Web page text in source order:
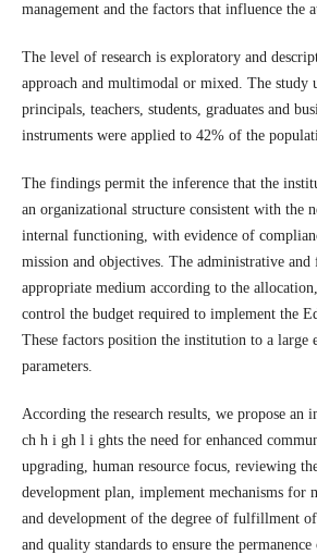
management and the factors that influence the
The level of research is exploratory and
approach and multimodal or mixed. The study
principals, teachers, students, graduates and
instruments were applied to 42% of the
The findings permit the inference that the
an organizational structure consistent with the
internal functioning, with evidence of
mission and objectives. The administrative and
appropriate medium according to the
control the budget required to implement the
These factors position the institution to a large
parameters.
According the research results, we propose an
ch h i gh l i ghts the need for enhanced
upgrading, human resource focus, reviewing
development plan, implement mechanisms for
and development of the degree of fulfillment
and quality standards to ensure the